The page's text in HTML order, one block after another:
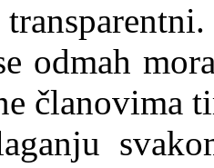
odmah
članovima